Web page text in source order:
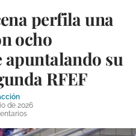
perfila una
ocho
apuntalando su
RFEF
de 2026